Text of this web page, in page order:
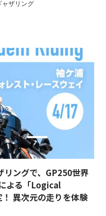
ャザリング
ングで、GP250世界
よる「Logical
異次元の走りを体験